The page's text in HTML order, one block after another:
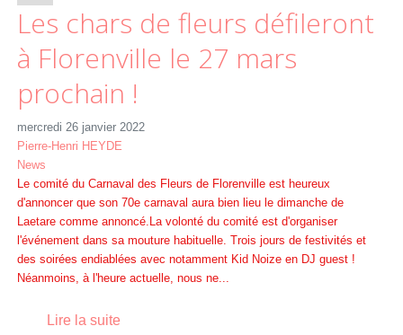
Les chars de fleurs défileront
à Florenville le 27 mars
prochain !
mercredi 26 janvier 2022
Pierre-Henri HEYDE
News
Le comité du Carnaval des Fleurs de Florenville est heureux
d'annoncer que son 70e carnaval aura bien lieu le dimanche de
Laetare comme annoncé.La volonté du comité est d'organiser
l'événement dans sa mouture habituelle. Trois jours de festivités et
des soirées endiablées avec notamment Kid Noize en DJ guest !
Néanmoins, à l'heure actuelle, nous ne...
Lire la suite